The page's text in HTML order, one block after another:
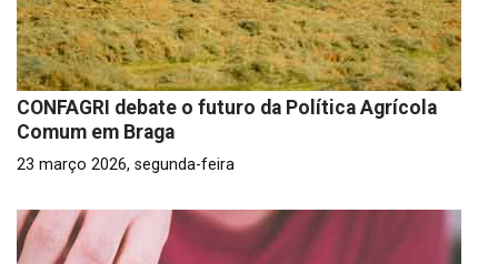
CONFAGRI debate o futuro da Política Agrícola
Comum em Braga
23 março 2026, segunda-feira